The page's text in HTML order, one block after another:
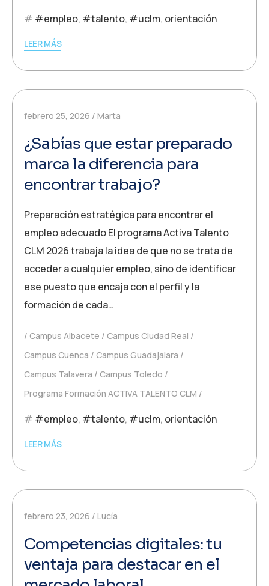
#empleo, #talento, #uclm, orientación
LEER MÁS
febrero 25, 2026 Marta
¿Sabías que estar preparado
marca la diferencia para
encontrar trabajo?
Preparación estratégica para encontrar el
empleo adecuado El programa Activa Talento
CLM 2026 trabaja la idea de que no se trata de
acceder a cualquier empleo, sino de identificar
ese puesto que encaja con el perfil y la
formación de cada…
Campus Albacete
Campus Ciudad Real
Campus Cuenca
Campus Guadajalara
Campus Talavera
Campus Toledo
Programa Formación ACTIVA TALENTO CLM
#empleo, #talento, #uclm, orientación
LEER MÁS
febrero 23, 2026 Lucía
Competencias digitales: tu
ventaja para destacar en el